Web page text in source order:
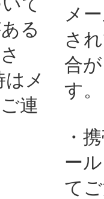
る
メ
連
メ
さ
合
す。
・
ー
て